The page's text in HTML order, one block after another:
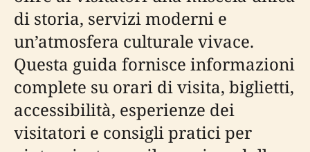
di storia, servizi moderni e
un’atmosfera culturale vivace.
Questa guida fornisce informazioni
complete su orari di visita, biglietti,
accessibilità, esperienze dei
visitatori e consigli pratici per